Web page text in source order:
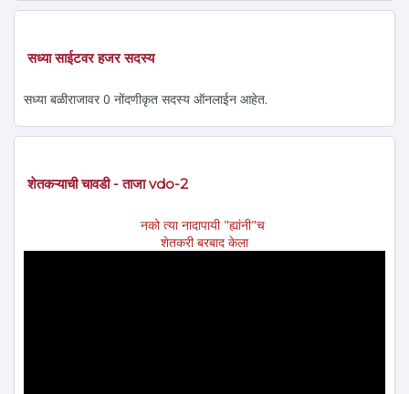
सध्या साईटवर हजर सदस्य
सध्या बळीराजावर 0 नोंदणीकृत सदस्य ऑनलाईन आहेत.
शेतकऱ्याची चावडी - ताजा vdo-2
नको त्या नादापायी "ह्यांनी"च
शेतकरी बरबाद केला